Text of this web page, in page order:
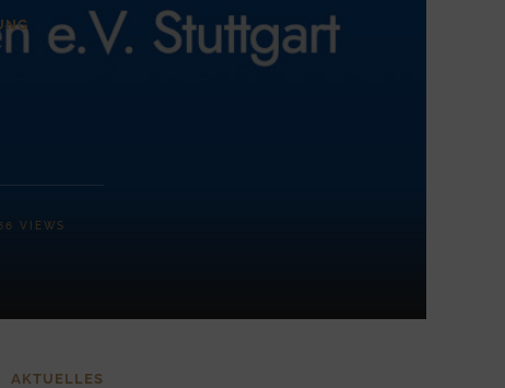
VIEWS
AKTUELLES